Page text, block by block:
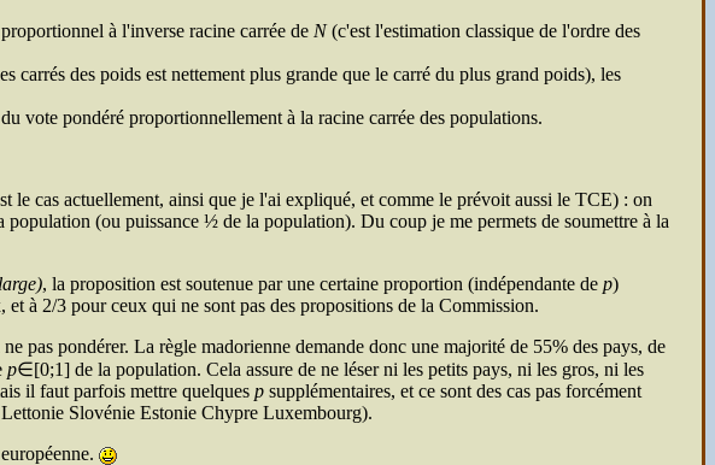
à l'inverse racine carrée de N(c'est l'estimation classique de l'ordre des
carrés des poids est nettement plus grande que le carré du plus grand poids), les
vote pondéré proportionnellement à la racine carrée des populations.
le cas actuellement, ainsi que je l'ai expliqué, et comme le prévoit aussi le TCE) : on
(ou puissance ½ de la population). Du coup je me permets de soumettre à la
, la proposition est soutenue par une certaine proportion (indépendante de p)
à 2/3 pour ceux qui ne sont pas des propositions de la Commission.
pas pondérer. La règle madorienne demande donc une majorité de 55% des pays, de
p∈[0;1] de la population. Cela assure de ne léser ni les petits pays, ni les gros, ni les
il faut parfois mettre quelques p supplémentaires, et ce sont des cas pas forcément
Slovénie Estonie Chypre Luxembourg).